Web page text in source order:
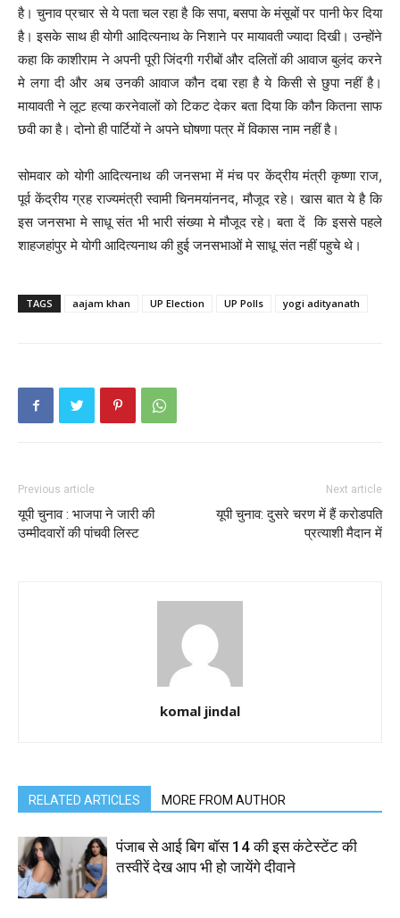
है। चुनाव प्रचार से ये पता चल रहा है कि सपा, बसपा के मंसूबों पर पानी फेर दिया
है। इसके साथ ही योगी आदित्यनाथ के निशाने पर मायावती ज्यादा दिखी। उन्होंने
कहा कि काशीराम ने अपनी पूरी जिंदगी गरीबों और दलितों की आवाज बुलंद करने
मे लगा दी और अब उनकी आवाज कौन दबा रहा है ये किसी से छुपा नहीं है।
मायावती ने लूट हत्या करनेवालों को टिकट देकर बता दिया कि कौन कितना साफ
छवी का है। दोनो ही पार्टियों ने अपने घोषणा पत्र में विकास नाम नहीं है।
सोमवार को योगी आदित्यनाथ की जनसभा में मंच पर केंद्रीय मंत्री कृष्णा राज,
पूर्व केंद्रीय ग्रह राज्यमंत्री स्वामी चिनमयांननद, मौजूद रहे। खास बात ये है कि
इस जनसभा मे साधू संत भी भारी संख्या मे मौजूद रहे। बता दें कि इससे पहले
शाहजहांपुर मे योगी आदित्यनाथ की हुई जनसभाओं मे साधू संत नहीं पहुचे थे।
TAGS aajam khan UP Election UP Polls yogi adityanath
Previous article
यूपी चुनाव : भाजपा ने जारी की
उम्मीदवारों की पांचवी लिस्ट
Next article
यूपी चुनाव: दुसरे चरण में हैं करोडपति
प्रत्याशी मैदान में
komal jindal
RELATED ARTICLES MORE FROM AUTHOR
पंजाब से आई बिग बॉस 14 की इस कंटेस्टेंट की
तस्वीरें देख आप भी हो जायेंगे दीवाने